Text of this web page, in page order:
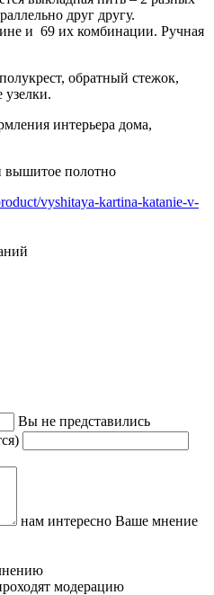
друг другу.
и 69 их комбинации. Ручная
обратный стежок,
узелки.
интерьера дома,
вышитое полотно
vyshitaya-kartina-katanie-v-
Вы не представились
нам интересно Ваше мнение
модерацию